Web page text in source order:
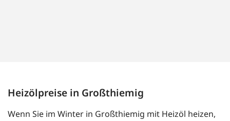
Heizölpreise in Großthiemig
Wenn Sie im Winter in Großthiemig mit Heizöl heizen,